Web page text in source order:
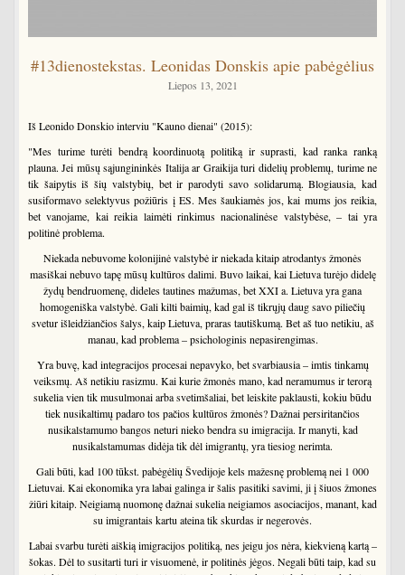
#13dienostekstas. Leonidas Donskis apie pabėgėlius
Liepos 13, 2021
Iš Leonido Donskio interviu "Kauno dienai" (2015):
"Mes turime turėti bendrą koordinuotą politiką ir suprasti, kad ranka ranką
plauna. Jei mūsų sąjungininkės Italija ar Graikija turi didelių problemų, turime ne
tik šaipytis iš šių valstybių, bet ir parodyti savo solidarumą. Blogiausia, kad
susiformavo selektyvus požiūris į ES. Mes šaukiamės jos, kai mums jos reikia,
bet vanojame, kai reikia laimėti rinkimus nacionalinėse valstybėse, – tai yra
politinė problema.
Niekada nebuvome kolonijinė valstybė ir niekada kitaip atrodantys žmonės
masiškai nebuvo tapę mūsų kultūros dalimi. Buvo laikai, kai Lietuva turėjo didelę
žydų bendruomenę, dideles tautines mažumas, bet XXI a. Lietuva yra gana
homogeniška valstybė. Gali kilti baimių, kad gal iš tikrųjų daug savo piliečių
svetur išleidžiančios šalys, kaip Lietuva, praras tautiškumą. Bet aš tuo netikiu, aš
manau, kad problema – psichologinis nepasirengimas.
Yra buvę, kad integracijos procesai nepavyko, bet svarbiausia – imtis tinkamų
veiksmų. Aš netikiu rasizmu. Kai kurie žmonės mano, kad neramumus ir terorą
sukelia vien tik musulmonai arba svetimšaliai, bet leiskite paklausti, kokiu būdu
tiek nusikaltimų padaro tos pačios kultūros žmonės? Dažnai persiritančios
nusikalstamumo bangos neturi nieko bendra su imigracija. Ir manyti, kad
nusikalstamumas didėja tik dėl imigrantų, yra tiesiog nerimta.
Gali būti, kad 100 tūkst. pabėgėlių Švedijoje kels mažesnę problemą nei 1 000
Lietuvai. Kai ekonomika yra labai galinga ir šalis pasitiki savimi, ji į šiuos žmones
žiūri kitaip. Neigiamą nuomonę dažnai sukelia neigiamos asociacijos, manant, kad
su imigrantais kartu ateina tik skurdas ir negerovės.
Labai svarbu turėti aiškią imigracijos politiką, nes jeigu jos nėra, kiekvieną kartą –
šokas. Dėl to susitarti turi ir visuomenė, ir politinės jėgos. Negali būti taip, kad su